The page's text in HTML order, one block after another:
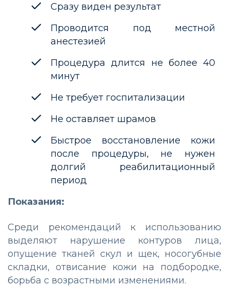
Сразу виден результат
Проводится под местной
анестезией
Процедура длится не более 40
минут
Не требует госпитализации
Не оставляет шрамов
Быстрое восстановление кожи
после процедуры, не нужен
долгий реабилитационный
период
Показания:
Среди рекомендаций к использованию
выделяют нарушение контуров лица,
опущение тканей скул и щек, носогубные
складки, отвисание кожи на подбородке,
борьба с возрастными изменениями.